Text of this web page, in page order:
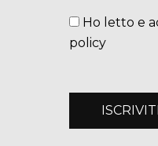
Ho letto e
policy